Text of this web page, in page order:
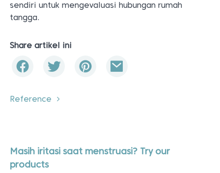
sendiri untuk mengevaluasi hubungan rumah
tangga.
Share artikel ini
Reference
Masih iritasi saat menstruasi? Try our
products